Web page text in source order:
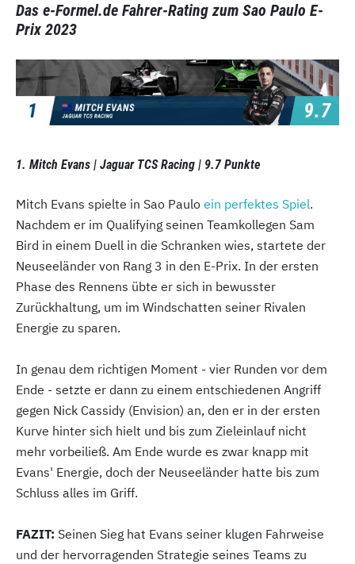
Das e-Formel.de Fahrer-Rating zum Sao Paulo E-
Prix 2023
1. Mitch Evans | Jaguar TCS Racing | 9.7 Punkte
Mitch Evans spielte in Sao Paulo ein perfektes Spiel.
Nachdem er im Qualifying seinen Teamkollegen Sam
Bird in einem Duell in die Schranken wies, startete der
Neuseeländer von Rang 3 in den E-Prix. In der ersten
Phase des Rennens übte er sich in bewusster
Zurückhaltung, um im Windschatten seiner Rivalen
Energie zu sparen.
In genau dem richtigen Moment - vier Runden vor dem
Ende - setzte er dann zu einem entschiedenen Angriff
gegen Nick Cassidy (Envision) an, den er in der ersten
Kurve hinter sich hielt und bis zum Zieleinlauf nicht
mehr vorbeiließ. Am Ende wurde es zwar knapp mit
Evans' Energie, doch der Neuseeländer hatte bis zum
Schluss alles im Griff.
FAZIT: Seinen Sieg hat Evans seiner klugen Fahrweise
und der hervorragenden Strategie seines Teams zu